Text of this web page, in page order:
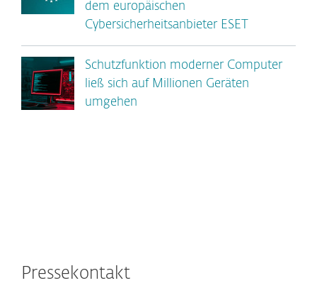
dem europäischen
Cybersicherheitsanbieter ESET
Schutzfunktion moderner Computer
ließ sich auf Millionen Geräten
umgehen
Pressekontakt